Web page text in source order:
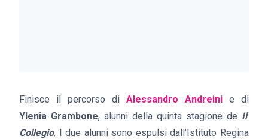
Finisce il percorso di Alessandro Andreini e di
Ylenia Grambone, alunni della quinta stagione de Il
Collegio. I due alunni sono espulsi dall’Istituto Regina